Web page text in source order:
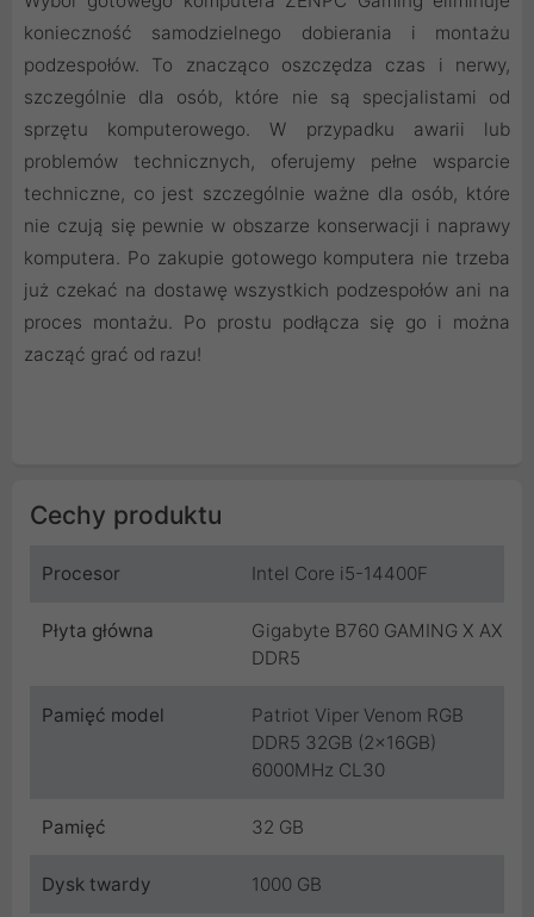
konieczność samodzielnego dobierania i montażu
podzespołów. To znacząco oszczędza czas i nerwy,
szczególnie dla osób, które nie są specjalistami od
sprzętu komputerowego. W przypadku awarii lub
problemów technicznych, oferujemy pełne wsparcie
techniczne, co jest szczególnie ważne dla osób, które
nie czują się pewnie w obszarze konserwacji i naprawy
komputera. Po zakupie gotowego komputera nie trzeba
już czekać na dostawę wszystkich podzespołów ani na
proces montażu. Po prostu podłącza się go i można
zacząć grać od razu!
Cechy produktu
Procesor Intel Core i5-14400F
Płyta główna
Gigabyte B760 GAMING X AX
DDR5
Pamięć model
Patriot Viper Venom RGB
DDR5 32GB (2x16GB)
6000MHz CL30
Pamięć 32 GB
Dysk twardy 1000 GB